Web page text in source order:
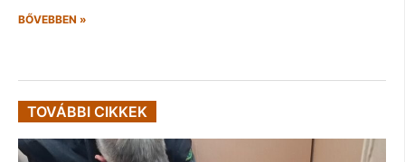
BŐVEBBEN »
TOVÁBBI CIKKEK